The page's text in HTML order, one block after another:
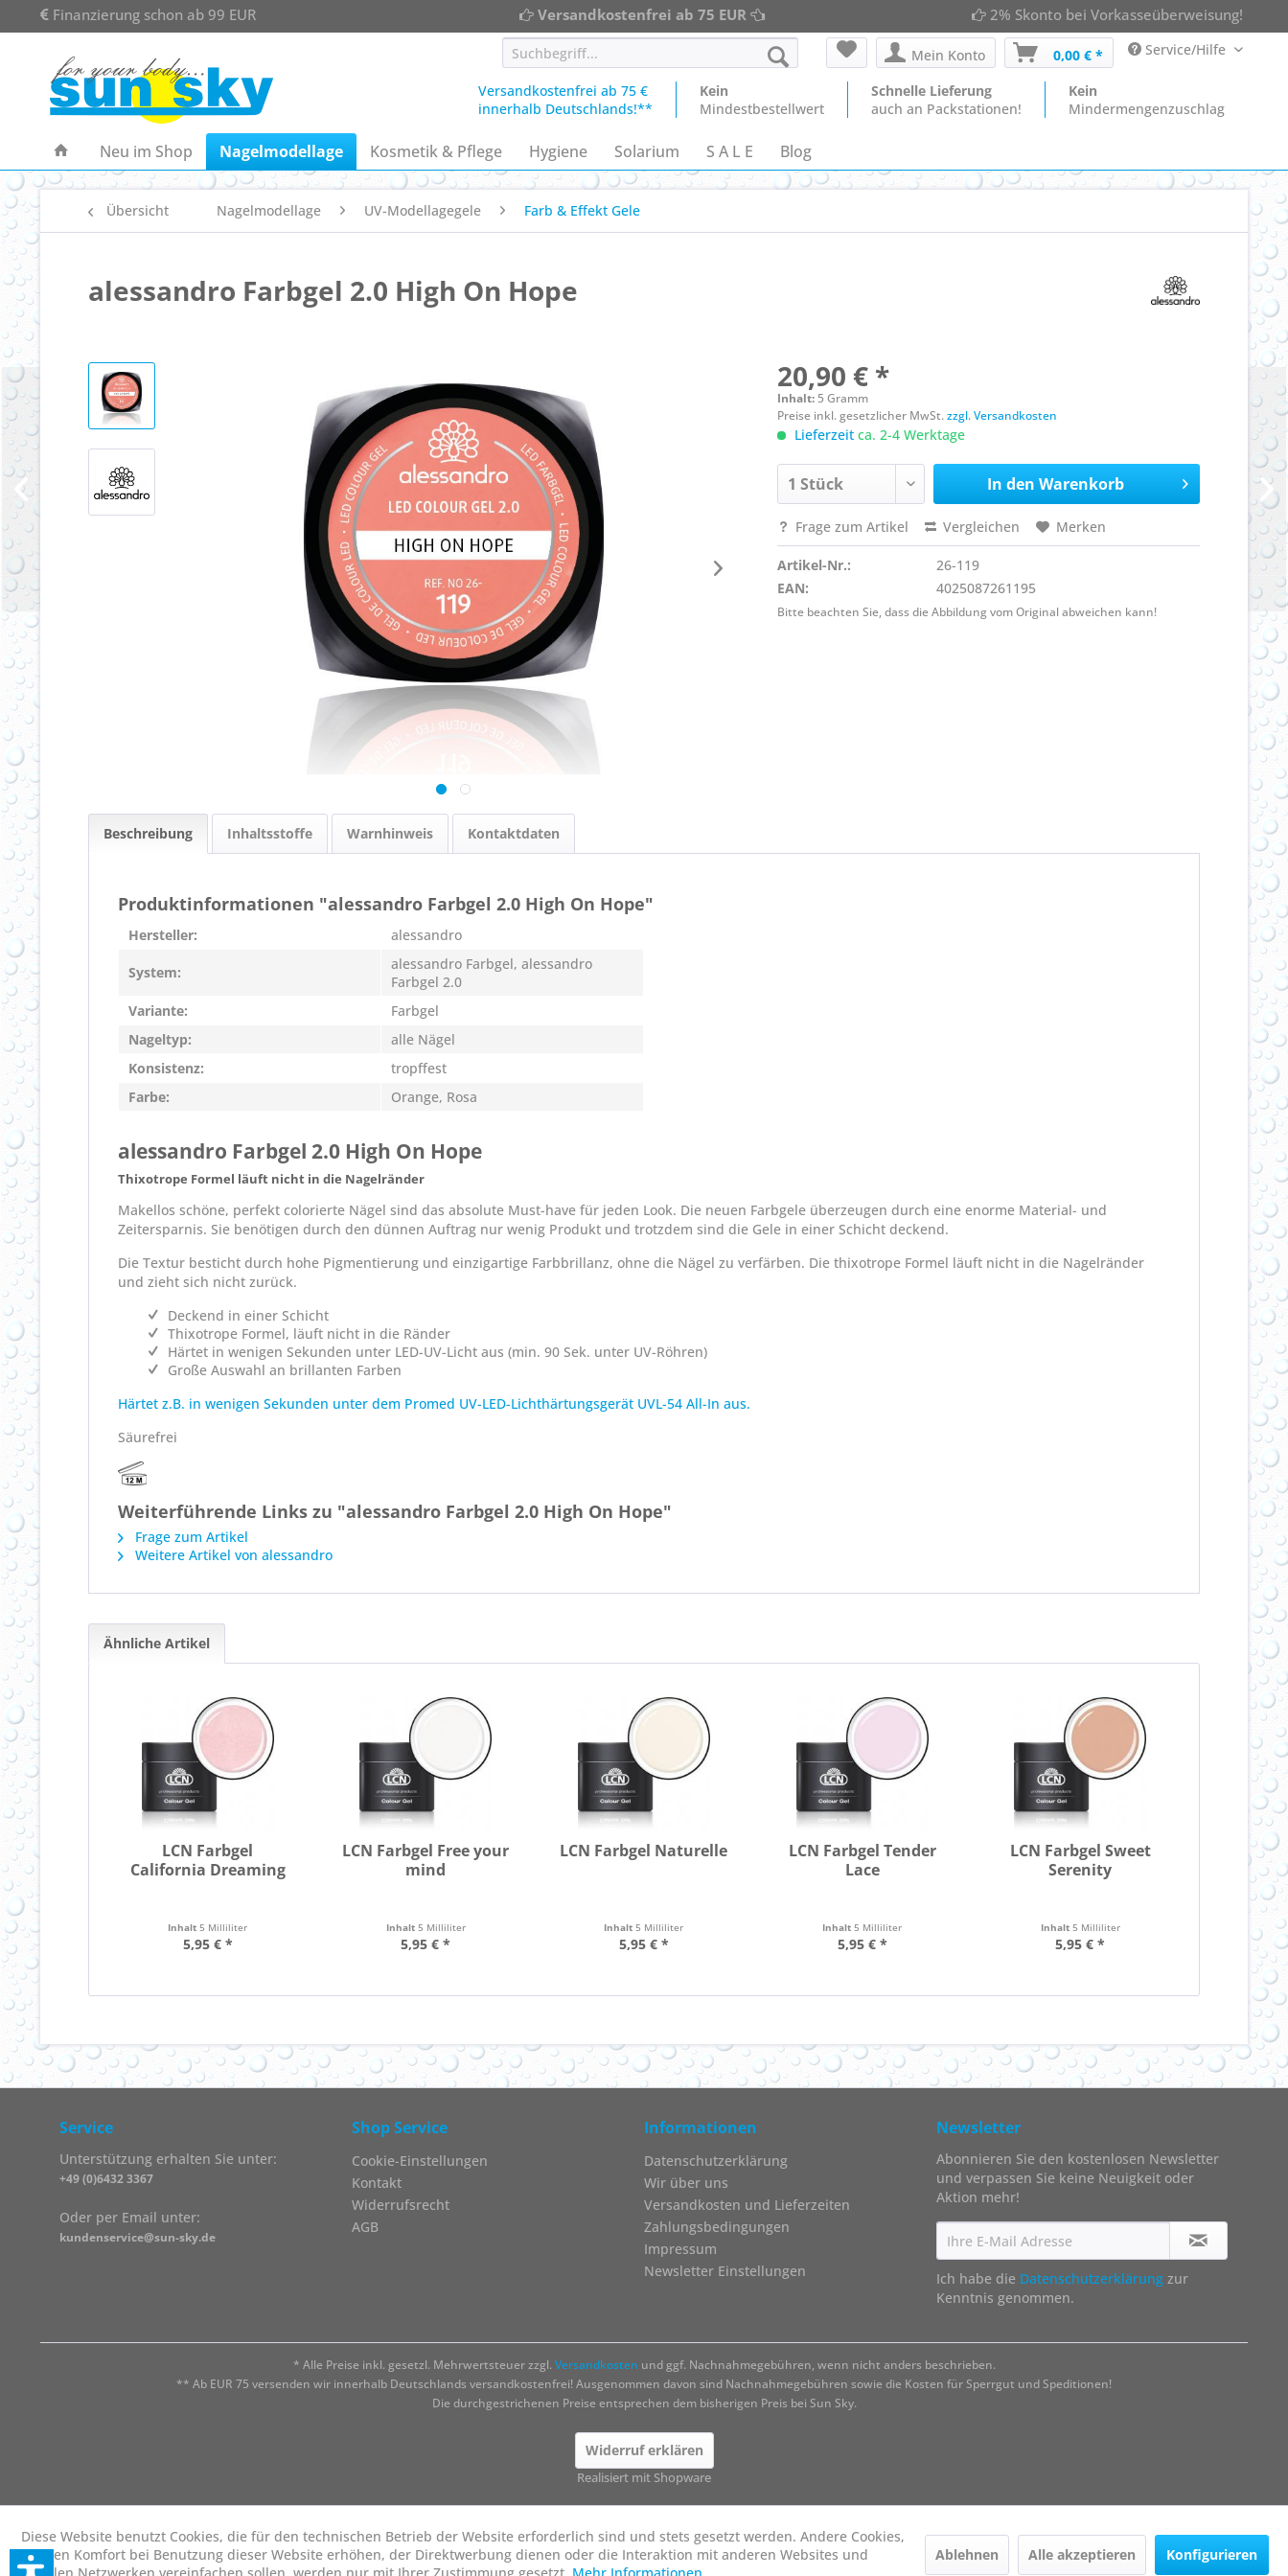
Finanzierung schon ab 99 EUR Versandkostenfrei ab 75 EUR 2% Skonto bei Vorkasseüberweisung!
Mein Konto 0,00 € * Service/Hilfe
Versandkostenfrei ab 75 €
innerhalb Deutschlands!**
Kein
Mindestbestellwert
Schnelle Lieferung
auch an Packstationen!
Kein
Mindermengenzuschlag
Neu im Shop Nagelmodellage Kosmetik & Pflege Hygiene Solarium S A L E Blog
Übersicht Nagelmodellage UV-Modellagegele Farb & Effekt Gele
alessandro Farbgel 2.0 High On Hope
20,90 € *
Inhalt: 5 Gramm
Preise inkl. gesetzlicher MwSt.zzgl. Versandkosten
Lieferzeit ca. 2-4 Werktage
In den Warenkorb
Frage zum Artikel Vergleichen Merken
Artikel-Nr.:
26-119
EAN:
4025087261195
Bitte beachten Sie, dass die Abbildung vom Original abweichen kann!
Beschreibung Inhaltsstoffe Warnhinweis Kontaktdaten
Produktinformationen "alessandro Farbgel 2.0 High On Hope"
Hersteller: alessandro
System:
alessandro Farbgel, alessandro
Farbgel 2.0
Variante:
Farbgel
Nageltyp:
alle Nägel
Konsistenz:
tropffest
Farbe:
Orange, Rosa
alessandro Farbgel 2.0 High On Hope
Thixotrope Formel läuft nicht in die Nagelränder
Makellos schöne, perfekt colorierte Nägel sind das absolute Must-have für jeden Look. Die neuen Farbgele überzeugen durch eine enorme Material- und
Zeitersparnis. Sie benötigen durch den dünnen Auftrag nur wenig Produkt und trotzdem sind die Gele in einer Schicht deckend.
Die Textur besticht durch hohe Pigmentierung und einzigartige Farbbrillanz, ohne die Nägel zu verfärben. Die thixotrope Formel läuft nicht in die Nagelränder
und zieht sich nicht zurück.
Deckend in einer Schicht
Thixotrope Formel, läuft nicht in die Ränder
Härtet in wenigen Sekunden unter LED-UV-Licht aus (min. 90 Sek. unter UV-Röhren)
Große Auswahl an brillanten Farben
Härtet z.B. in wenigen Sekunden unter dem Promed UV-LED-Lichthärtungsgerät UVL-54 All-In aus.
Säurefrei
Weiterführende Links zu "alessandro Farbgel 2.0 High On Hope"
Frage zum Artikel
Weitere Artikel von alessandro
Ähnliche Artikel
LCN Farbgel
California Dreaming
Inhalt5 Milliliter
5,95 € *
LCN Farbgel Free your
mind
Inhalt 5 Milliliter
5,95 € *
LCN Farbgel Naturelle
Inhalt5 Milliliter
5,95 € *
LCN Farbgel Tender
Lace
Inhalt5 Milliliter
5,95 € *
LCN Farbgel Sweet
Serenity
Inhalt 5 Milliliter
5,95 € *
Service
Unterstützung erhalten Sie unter:
+49 (0)6432 3367
Oder per Email unter:
kundenservice@sun-sky.de
Shop Service
Cookie-Einstellungen
Kontakt
Widerrufsrecht
AGB
Informationen
Datenschutzerklärung
Wir über uns
Versandkosten und Lieferzeiten
Zahlungsbedingungen
Impressum
Newsletter Einstellungen
Newsletter
Abonnieren Sie den kostenlosen Newsletter
und verpassen Sie keine Neuigkeit oder
Aktion mehr!
Ich habe die Datenschutzerklärung zur
Kenntnis genommen.
* Alle Preise inkl. gesetzl. Mehrwertsteuer zzgl. Versandkosten und ggf. Nachnahmegebühren, wenn nicht anders beschrieben.
** Ab EUR 75 versenden wir innerhalb Deutschlands versandkostenfrei! Ausgenommen davon sind Nachnahmegebühren sowie die Kosten für Sperrgut und Speditionen!
Die durchgestrichenen Preise entsprechen dem bisherigen Preis bei Sun Sky.
Widerruf erklären
Realisiert mit Shopware
Diese Website benutzt Cookies, die für den technischen Betrieb der Website erforderlich sind und stets gesetzt werden. Andere Cookies,
die den Komfort bei Benutzung dieser Website erhöhen, der Direktwerbung dienen oder die Interaktion mit anderen Websites und
Ablehnen Alle akzeptieren Konfigurieren